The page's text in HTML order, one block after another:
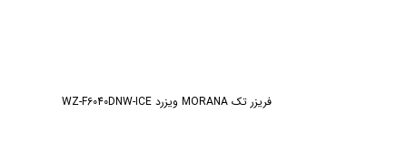
فریزر تك MORANA ویزرد WZ-F6040DNW-ICE